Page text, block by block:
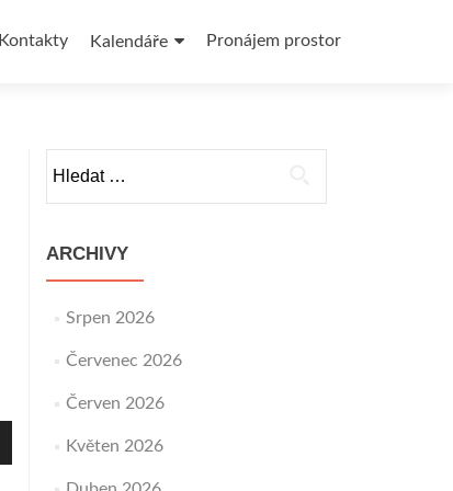
Kontakty Kalendáře Pronájem prostor
ARCHIVY
Srpen 2026
Červenec 2026
Červen 2026
Květen 2026